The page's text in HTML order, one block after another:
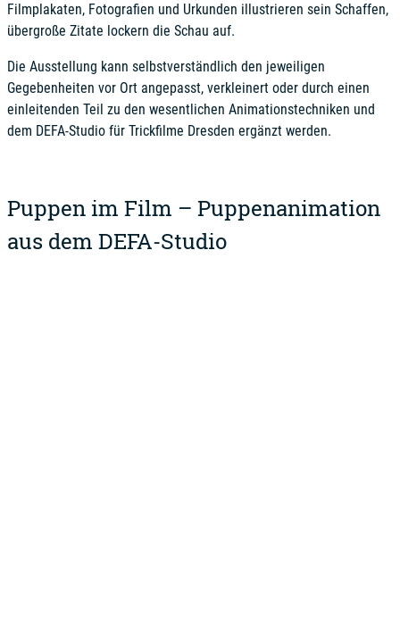
Filmplakaten, Fotografien und Urkunden illustrieren sein Schaffen,
übergroße Zitate lockern die Schau auf.
Die Ausstellung kann selbstverständlich den jeweiligen
Gegebenheiten vor Ort angepasst, verkleinert oder durch einen
einleitenden Teil zu den wesentlichen Animationstechniken und
dem DEFA-Studio für Trickfilme Dresden ergänzt werden.
Puppen im Film – Puppenanimation
aus dem DEFA-Studio